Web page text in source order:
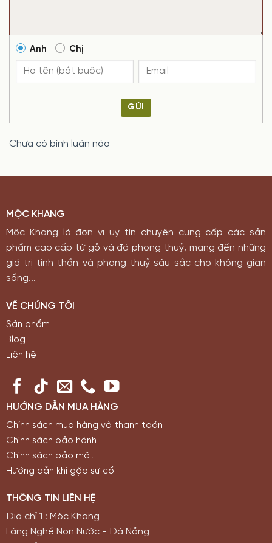
Anh Chị
GỬI
Chưa có bình luận nào
MỘC KHANG
Mộc Khang là đơn vị uy tín chuyên cung cấp các sản
phẩm cao cấp từ gỗ và đá phong thuỷ, mang đến những
giá trị tinh thần và phong thuỷ sâu sắc cho không gian
sống...
VỀ CHÚNG TÔI
Sản phẩm
Blog
Liên hệ
HƯỚNG DẪN MUA HÀNG
Chính sách mua hàng và thanh toán
Chính sách bảo hành
Chính sách bảo mật
Hướng dẫn khi gặp sự cố
THÔNG TIN LIÊN HỆ
Địa chỉ 1 : Mộc Khang
Làng Nghề Non Nước - Đà Nẵng